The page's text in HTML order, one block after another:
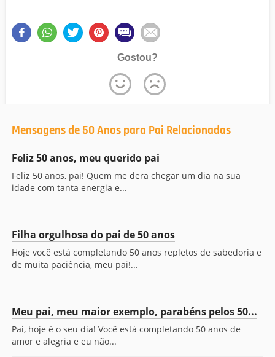
Gostou?
Mensagens de 50 Anos para Pai Relacionadas
Feliz 50 anos, meu querido pai
Feliz 50 anos, pai! Quem me dera chegar um dia na sua
idade com tanta energia e...
Filha orgulhosa do pai de 50 anos
Hoje você está completando 50 anos repletos de sabedoria e
de muita paciência, meu pai!...
Meu pai, meu maior exemplo, parabéns pelos 50...
Pai, hoje é o seu dia! Você está completando 50 anos de
amor e alegria e eu não...